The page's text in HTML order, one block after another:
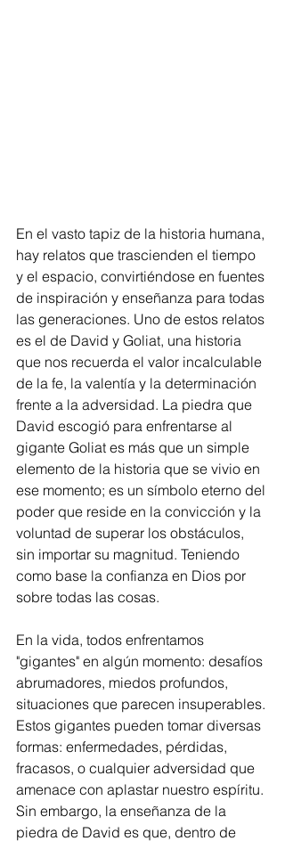
En el vasto tapiz de la historia humana,
hay relatos que trascienden el tiempo
y el espacio, convirtiéndose en fuentes
de inspiración y enseñanza para todas
las generaciones. Uno de estos relatos
es el de David y Goliat, una historia
que nos recuerda el valor incalculable
de la fe, la valentía y la determinación
frente a la adversidad. La piedra que
David escogió para enfrentarse al
gigante Goliat es más que un simple
elemento de la historia que se vivio en
ese momento; es un símbolo eterno del
poder que reside en la convicción y la
voluntad de superar los obstáculos,
sin importar su magnitud. Teniendo
como base la confianza en Dios por
sobre todas las cosas.
En la vida, todos enfrentamos
"gigantes" en algún momento: desafíos
abrumadores, miedos profundos,
situaciones que parecen insuperables.
Estos gigantes pueden tomar diversas
formas: enfermedades, pérdidas,
fracasos, o cualquier adversidad que
amenace con aplastar nuestro espíritu.
Sin embargo, la enseñanza de la
piedra de David es que, dentro de